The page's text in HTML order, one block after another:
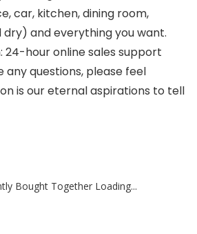
car, kitchen, dining room,
and everything you want.
24-hour online sales support
any questions, please feel
is our eternal aspirations to tell
Bought Together Loading...